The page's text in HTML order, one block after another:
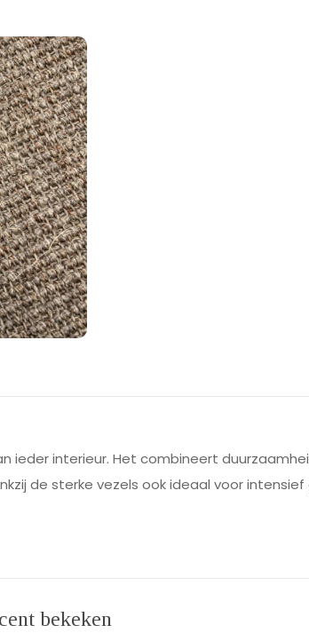
ieder interieur. Het combineert
de sterke vezels ook ideaal voor intensief
bekeken